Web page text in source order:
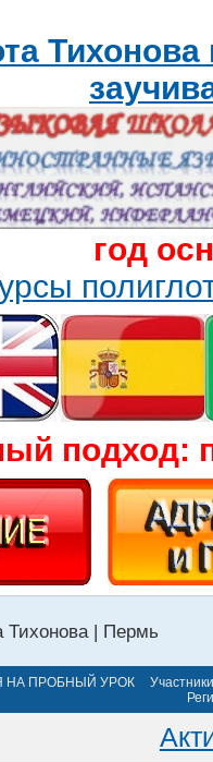
год
подход:
Тихонова | Пермь
НА ПРОБНЫЙ УРОК
Участники